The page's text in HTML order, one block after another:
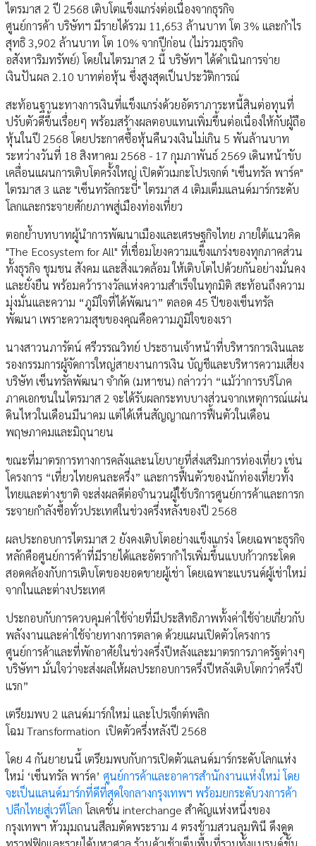
ไตรมาส 2 ปี 2568 เติบโตแข็งแกร่งต่อเนื่องจากธุรกิจ
ศูนย์การค้า บริษัทฯ มีรายได้รวม 11,653 ล้านบาท โต 3% และกำไร
สุทธิ 3,902 ล้านบาท โต 10% จากปีก่อน (ไม่รวมธุรกิจ
อสังหาริมทรัพย์) โดยในไตรมาส 2 นี้ บริษัทฯ ได้ดำเนินการจ่าย
เงินปันผล 2.10 บาทต่อหุ้น ซึ่งสูงสุดเป็นประวัติการณ์
สะท้อนฐานะทางการเงินที่แข็งแกร่งด้วยอัตราภาระหนี้สินต่อทุนที่
ปรับตัวดีขึ้นเรื่อยๆ พร้อมสร้างผลตอบแทนเพิ่มขึ้นต่อเนื่องให้กับผู้ถือ
หุ้นในปี 2568 โดยประกาศซื้อหุ้นคืนวงเงินไม่เกิน 5 พันล้านบาท
ระหว่างวันที่ 18 สิงหาคม 2568 - 17 กุมภาพันธ์ 2569 เดินหน้าขับ
เคลื่อนแผนการเติบโตครั้งใหญ่ เปิดตัวเมกะโปรเจกต์ "เซ็นทรัล พาร์ค"
ไตรมาส 3 และ "เซ็นทรัลกระบี่" ไตรมาส 4 เติมเต็มแลนด์มาร์กระดับ
โลกและกระจายศักยภาพสู่เมืองท่องเที่ยว
ตอกย้ำบทบาทผู้นำการพัฒนาเมืองและเศรษฐกิจไทย ภายใต้แนวคิด
"The Ecosystem for All" ที่เชื่อมโยงความแข็งแกร่งของทุกภาคส่วน
ทั้งธุรกิจ ชุมชน สังคม และสิ่งแวดล้อม ให้เติบโตไปด้วยกันอย่างมั่นคง
และยั่งยืน พร้อมคว้ารางวัลแห่งความสำเร็จในทุกมิติ สะท้อนถึงความ
มุ่งมั่นและความ “ภูมิใจที่ได้พัฒนา” ตลอด 45 ปีของเซ็นทรัล
พัฒนา เพราะความสุขของคุณคือความภูมิใจของเรา
นางสาวนภารัตน์ ศรีวรรณวิทย์ ประธานเจ้าหน้าที่บริหารการเงินและ
รองกรรมการผู้จัดการใหญ่สายงานการเงิน บัญชีและบริหารความเสี่ยง
บริษัท เซ็นทรัลพัฒนา จำกัด (มหาชน) กล่าวว่า “แม้ว่าการบริโภค
ภาคเอกชนในไตรมาส 2 จะได้รับผลกระทบบางส่วนจากเหตุการณ์แผ่น
ดินไหวในเดือนมีนาคม แต่ได้เห็นสัญญาณการฟื้นตัวในเดือน
พฤษภาคมและมิถุนายน
ขณะที่มาตรการทางการคลังและนโยบายที่ส่งเสริมการท่องเที่ยว เช่น
โครงการ “เที่ยวไทยคนละครึ่ง” และการฟื้นตัวของนักท่องเที่ยวทั้ง
ไทยและต่างชาติ จะส่งผลดีต่อจำนวนผู้ใช้บริการศูนย์การค้าและการก
ระจายกำลังซื้อทั่วประเทศในช่วงครึ่งหลังของปี 2568
ผลประกอบการไตรมาส 2 ยังคงเติบโตอย่างแข็งแกร่ง โดยเฉพาะธุรกิจ
หลักคือศูนย์การค้าที่มีรายได้และอัตรากำไรเพิ่มขึ้นแบบก้าวกระโดด
สอดคล้องกับการเติบโตของยอดขายผู้เช่า โดยเฉพาะแบรนด์ผู้เช่าใหม่
จากในและต่างประเทศ
ประกอบกับการควบคุมค่าใช้จ่ายที่มีประสิทธิภาพทั้งค่าใช้จ่ายเกี่ยวกับ
พลังงานและค่าใช้จ่ายทางการตลาด ด้วยแผนเปิดตัวโครงการ
ศูนย์การค้าและที่พักอาศัยในช่วงครึ่งปีหลังและมาตรการภาครัฐต่างๆ
บริษัทฯ มั่นใจว่าจะส่งผลให้ผลประกอบการครึ่งปีหลังเติบโตกว่าครึ่งปี
แรก”
เตรียมพบ 2 แลนด์มาร์กใหม่ และโปรเจ็กต์พลิก
โฉม Transformation เปิดตัวครึ่งหลังปี 2568
โดย 4 กันยายนนี้ เตรียมพบกับการเปิดตัวแลนด์มาร์กระดับโลกแห่ง
ใหม่ ‘เซ็นทรัล พาร์ค’ ศูนย์การค้าและอาคารสำนักงานแห่งใหม่ โดย
จะเป็นแลนด์มาร์กที่ดีที่สุดใจกลางกรุงเทพฯ พร้อมยกระดับวงการค้า
ปลีกไทยสู่เวทีโลก โลเคชั่น interchange สำคัญแห่งหนึ่งของ
กรุงเทพฯ หัวมุมถนนสีลมตัดพระราม 4 ตรงข้ามสวนลุมพินี ดึงดูด